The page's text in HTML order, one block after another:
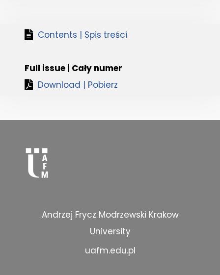
Contents | Spis treści
Full issue | Cały numer
Download | Pobierz
Andrzej Frycz Modrzewski Krakow
University
uafm.edu.pl